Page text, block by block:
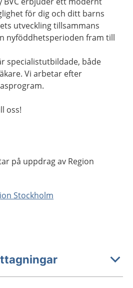
för dig och ditt barns
utveckling tillsammans
nyföddhetsperioden fram till
specialistutbildade, både
Vi arbetar efter
oss!
på uppdrag av Region
Stockholm